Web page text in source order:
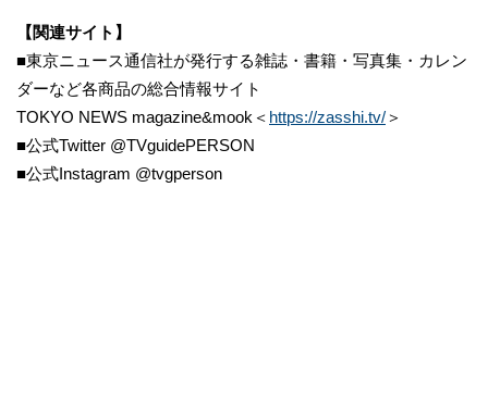
【関連サイト】
■東京ニュース通信社が発行する雑誌・書籍・写真集・カレン
ダーなど各商品の総合情報サイト
TOKYO NEWS magazine&mook＜ https://zasshi.tv/＞
■公式Twitter @TVguidePERSON
■公式Instagram @tvgperson